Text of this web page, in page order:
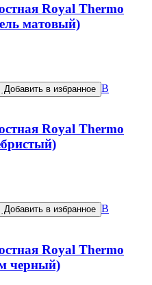
Royal Thermo
матовый)
Добавить в избранное В
Royal Thermo
Добавить в избранное В
Royal Thermo
черный)